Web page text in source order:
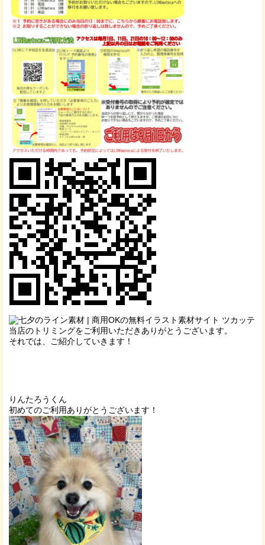
当店のトリミングをご利用いただきありがとうございます。
それでは、ご紹介していきます！
りんたろうくん
初めてのご利用ありがとうございます！